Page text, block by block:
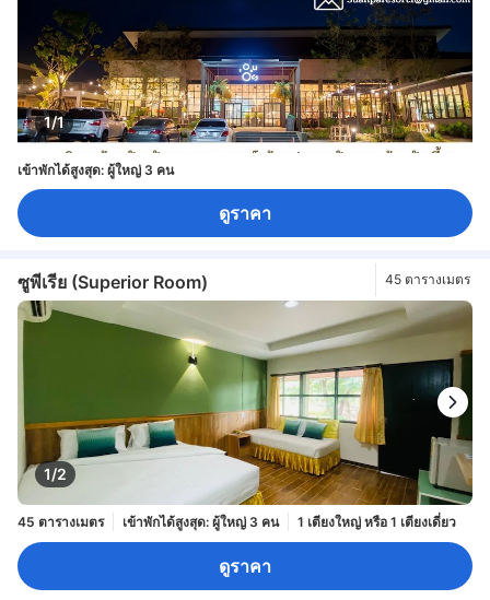
1/1
เข้าพักได้สูงสุด: ผู้ใหญ่ 3 คน
ดูราคา
ซูพีเรีย (Superior Room) 45 ตารางเมตร
1/2
45 ตารางเมตร เข้าพักได้สูงสุด: ผู้ใหญ่ 3 คน 1 เตียงใหญ่ หรือ 1 เตียงเดี่ยว
ดูราคา